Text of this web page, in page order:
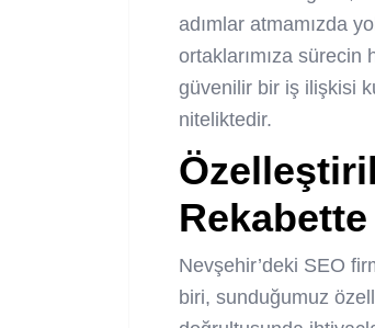
adımlar atmamızda
ortaklarımıza sürecin
güvenilir bir iş ilişkisi
niteliktedir.
Nevşehir’deki SEO
biri, sunduğumuz